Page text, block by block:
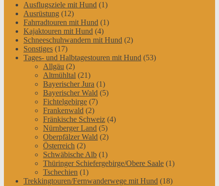
Ausflugsziele mit Hund (1)
Ausrüstung (12)
Fahrradtouren mit Hund (1)
Kajaktouren mit Hund (4)
Schneeschuhwandern mit Hund (2)
Sonstiges (17)
Tages- und Halbtagestouren mit Hund (53)
Allgäu (2)
Altmühltal (21)
Bayerischer Jura (1)
Bayerischer Wald (5)
Fichtelgebirge (7)
Frankenwald (2)
Fränkische Schweiz (4)
Nürnberger Land (5)
Oberpfälzer Wald (2)
Österreich (2)
Schwäbische Alb (1)
Thüringer Schiefergebirge/Obere Saale (1)
Tschechien (1)
Trekkingtouren/Fernwanderwege mit Hund (18)